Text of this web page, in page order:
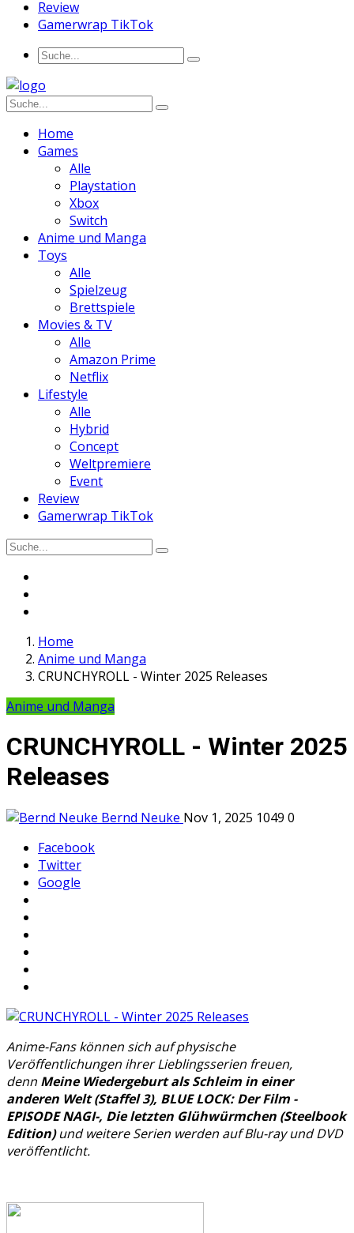
Review
Gamerwrap TikTok
Home
Games
Alle
Playstation
Xbox
Switch
Anime und Manga
Toys
Alle
Spielzeug
Brettspiele
Movies & TV
Alle
Amazon Prime
Netflix
Lifestyle
Alle
Hybrid
Concept
Weltpremiere
Event
Review
Gamerwrap TikTok
Home
Anime und Manga
CRUNCHYROLL - Winter 2025 Releases
Anime und Manga
CRUNCHYROLL - Winter 2025
Releases
Bernd Neuke Nov 1, 2025 1049 0
Facebook
Twitter
Google
Anime-Fans können sich auf physische
Veröffentlichungen ihrer Lieblingsserien freuen,
denn Meine Wiedergeburt als Schleim in einer
anderen Welt (Staffel 3), BLUE LOCK: Der Film -
EPISODE NAGI-, Die letzten Glühwürmchen (Steelbook
Edition) und weitere Serien werden auf Blu-ray und DVD
veröffentlicht.